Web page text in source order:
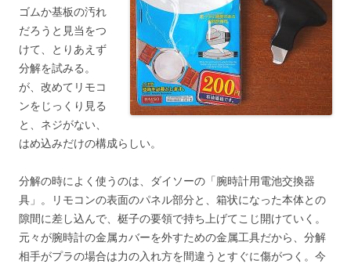
ゴムか基板の汚れ
だろうと見当をつ
けて、とりあえず
分解を試みる。
が、改めてリモコ
ンをじっくり見る
と、ネジがない、
はめ込みだけの構成らしい。
分解の時によく使うのは、ダイソーの「腕時計用電池交換器
具」。リモコンの表面のパネル部分と、箱状になった本体との
隙間に差し込んで、梃子の要領で持ち上げてこじ開けていく。
元々が腕時計の金属カバーを外すための金属工具だから、分解
相手がプラの場合は力の入れ方を間違うとすぐに傷がつく。今